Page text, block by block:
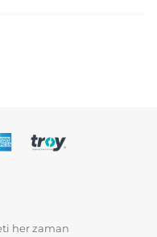
her zaman